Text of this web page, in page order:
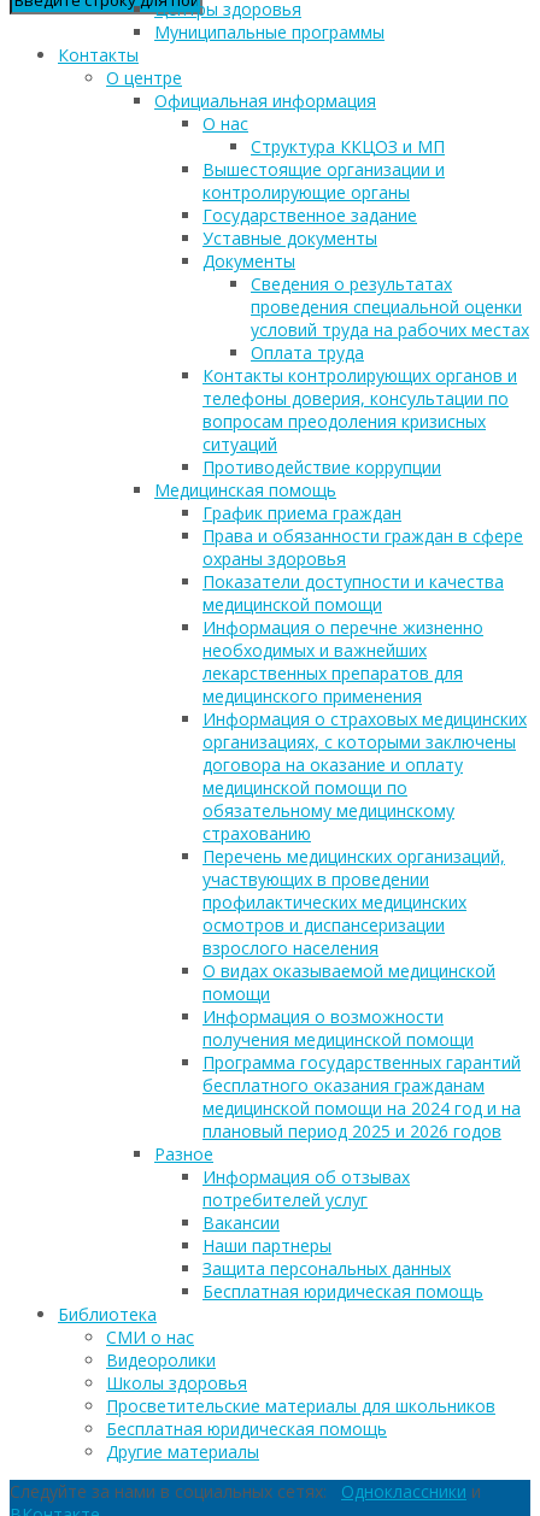
Центры здоровья
Муниципальные программы
Контакты
О центре
Официальная информация
О нас
Структура ККЦОЗ и МП
Вышестоящие организации и
контролирующие органы
Государственное задание
Уставные документы
Документы
Сведения о результатах
проведения специальной оценки
условий труда на рабочих местах
Оплата труда
Контакты контролирующих органов и
телефоны доверия, консультации по
вопросам преодоления кризисных
ситуаций
Противодействие коррупции
Медицинская помощь
График приема граждан
Права и обязанности граждан в сфере
охраны здоровья
Показатели доступности и качества
медицинской помощи
Информация о перечне жизненно
необходимых и важнейших
лекарственных препаратов для
медицинского применения
Информация о страховых медицинских
организациях, с которыми заключены
договора на оказание и оплату
медицинской помощи по
обязательному медицинскому
страхованию
Перечень медицинских организаций,
участвующих в проведении
профилактических медицинских
осмотров и диспансеризации
взрослого населения
О видах оказываемой медицинской
помощи
Информация о возможности
получения медицинской помощи
Программа государственных гарантий
бесплатного оказания гражданам
медицинской помощи на 2024 год и на
плановый период 2025 и 2026 годов
Разное
Информация об отзывах
потребителей услуг
Вакансии
Наши партнеры
Защита персональных данных
Бесплатная юридическая помощь
Библиотека
СМИ о нас
Видеоролики
Школы здоровья
Просветительские материалы для школьников
Бесплатная юридическая помощь
Другие материалы
Следуйте за нами в социальных сетях: Одноклассники и